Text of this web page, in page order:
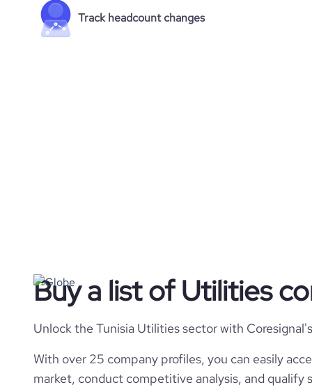
Track headcount changes
Buy a list of Utilities
Unlock the Tunisia Utilities sector with
With over 25 company profiles, you can easily
market, conduct competitive analysis, and qualify